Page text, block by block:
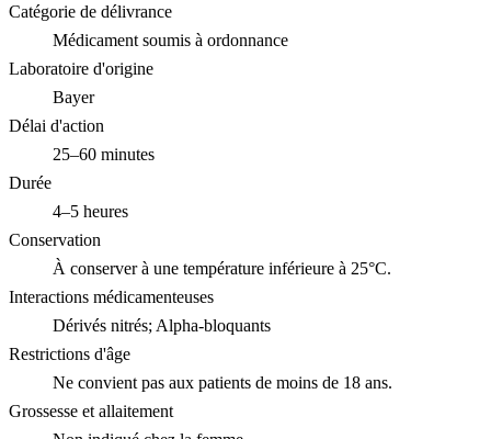
Catégorie de délivrance
Médicament soumis à ordonnance
Laboratoire d'origine
Bayer
Délai d'action
25–60 minutes
Durée
4–5 heures
Conservation
À conserver à une température inférieure à 25°C.
Interactions médicamenteuses
Dérivés nitrés; Alpha-bloquants
Restrictions d'âge
Ne convient pas aux patients de moins de 18 ans.
Grossesse et allaitement